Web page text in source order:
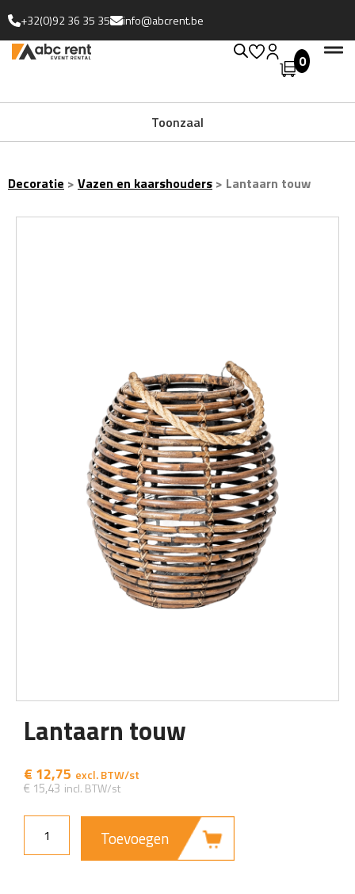
+32(0)92 36 35 35 info@abcrent.be
0
Toonzaal
Uitgebreide collectie
Decoratie > Vazen en kaarshouders > Lantaarn touw
Lantaarn touw
€ 12,75
€ 15,43
Toevoegen